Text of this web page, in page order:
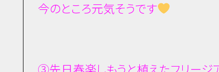
今のところ元気そうです